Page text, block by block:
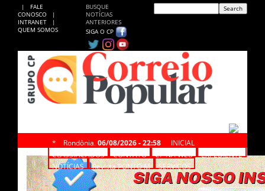
|
FALE
CONOSCO
|
INTRANET
|
QUEM SOMOS
BUSQUE
NOTÍCIAS
ANTERIORES
SIGA O CP
* Rondônia, 06/08/2026 - 22:58
INICIAL
CLASSIFICADOS
CONTATO CP NA WEB
EXPEDIENTE
NOTÍCIAS
Revista PONTO M SERVIÇOS